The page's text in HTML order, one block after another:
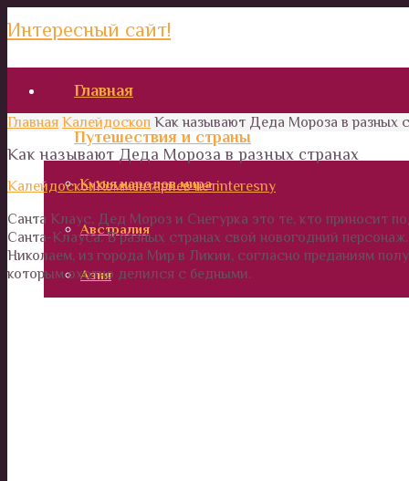
Интересный сайт!
Главная
Путешествия и страны
Кухня народов мира
Австралия
Азия
Главная Калейдоскоп Как называют Деда Мороза в разных
Как называют Деда Мороза в разных странах
КалейдоскопКомментариев нетinteresny
Санта Клаус, Дед Мороз и Снегурка это те, кто приносит
Санта-Клауса. В разных странах свой новогодний
Николаем, из города Мир в Ликии, согласно преданиям
которым охотно делился с бедными.